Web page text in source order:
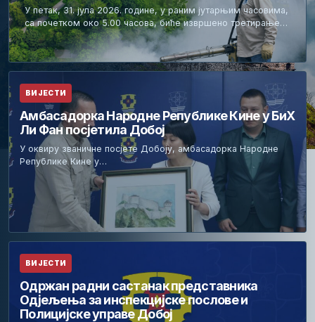
У петак, 31. јула 2026. године, у раним јутарњим часовима,
са почетком око 5.00 часова, биће извршено третирање…
ВИЈЕСТИ
Амбасадорка Народне Републике Кине у БиХ
Ли Фан посјетила Добој
У оквиру званичне посјете Добоју, амбасадорка Народне
Републике Кине у…
ВИЈЕСТИ
Одржан радни састанак представника
Одјељења за инспекцијске послове и
Полицијске управе Добој